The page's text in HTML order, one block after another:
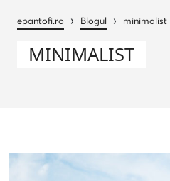
epantofi.ro › Blogul › minimalist
MINIMALIST